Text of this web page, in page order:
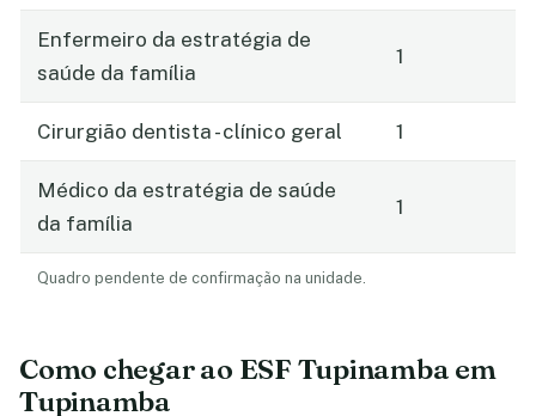
Enfermeiro da estratégia de
saúde da família
1
Cirurgião dentista - clínico geral 1
Médico da estratégia de saúde
da família
1
Quadro pendente de confirmação na unidade.
Como chegar ao ESF Tupinamba em
Tupinamba